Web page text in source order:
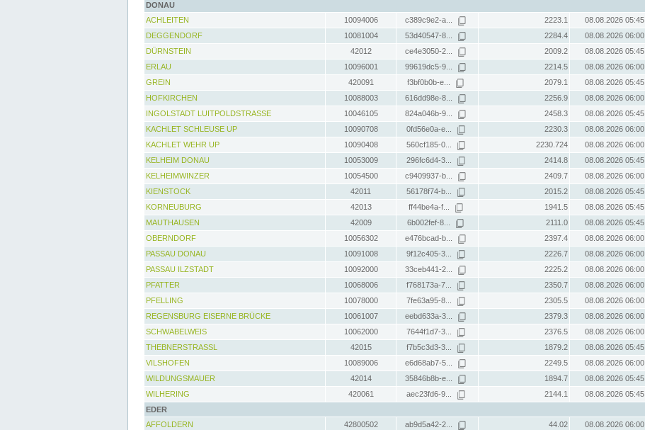
DONAU
ACHLEITEN
10094006 c389c9e2-a... 2223.1
08.08.2026 05:45
DEGGENDORF
10081004 53d40547-8... 2284.4
08.08.2026 06:00
DÜRNSTEIN
42012 ce4e3050-2... 2009.2
08.08.2026 05:45
ERLAU
10096001 99619dc5-9... 2214.5
08.08.2026 06:00
GREIN
420091 f3bf0b0b-e... 2079.1
08.08.2026 05:45
HOFKIRCHEN
10088003 616dd98e-8... 2256.9
08.08.2026 06:00
INGOLSTADT LUITPOLDSTRASSE
10046105 824a046b-9... 2458.3
08.08.2026 05:45
KACHLET SCHLEUSE UP
10090708 0fd56e0a-e... 2230.3
08.08.2026 06:00
KACHLET WEHR UP
10090408 560cf185-0... 2230.724
08.08.2026 06:00
KELHEIM DONAU
10053009 296fc6d4-3... 2414.8
08.08.2026 05:45
KELHEIMWINZER
10054500 c9409937-b... 2409.7
08.08.2026 06:00
KIENSTOCK
42011 56178f74-b... 2015.2
08.08.2026 05:45
KORNEUBURG
42013 ff44be4a-f... 1941.5
08.08.2026 05:45
MAUTHAUSEN
42009 6b002fef-8... 2111.0
08.08.2026 05:45
OBERNDORF
10056302 e476bcad-b... 2397.4
08.08.2026 06:00
PASSAU DONAU
10091008 9f12c405-3... 2226.7
08.08.2026 06:00
PASSAU ILZSTADT
10092000 33ceb441-2... 2225.2
08.08.2026 06:00
PFATTER
10068006 f768173a-7... 2350.7
08.08.2026 06:00
PFELLING
10078000 7fe63a95-8... 2305.5
08.08.2026 06:00
REGENSBURG EISERNE BRÜCKE
10061007 eebd633a-3... 2379.3
08.08.2026 06:00
SCHWABELWEIS
10062000 7644f1d7-3... 2376.5
08.08.2026 06:00
THEBNERSTRASSL
42015 f7b5c3d3-3... 1879.2
08.08.2026 05:45
VILSHOFEN
10089006 e6d68ab7-5... 2249.5
08.08.2026 06:00
WILDUNGSMAUER
42014 35846b8b-e... 1894.7
08.08.2026 05:45
WILHERING
420061 aec23fd6-9... 2144.1
08.08.2026 05:45
EDER
AFFOLDERN
42800502 ab9d5a42-2... 44.02
08.08.2026 06:00